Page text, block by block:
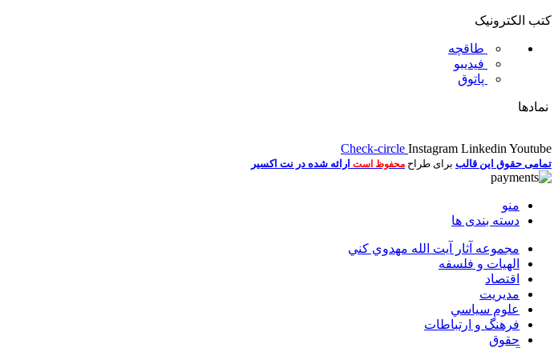
کتب الکترونیک
طاقچه
فیدیبو
پاتوق
نمادها
Check-circle Instagram Linkedin Youtube
تمامی حقوق این قالب برای طراح محفوظ است ارائه شده در نت اکسیر
منو
دسته بندی ها
مجموعه آثار آيت الله مهدوي كني
الهیات و فلسفه
اقتصاد
مديريت
علوم سياسي
فرهنگ و ارتباطات
حقوق